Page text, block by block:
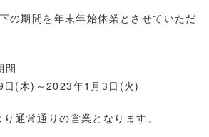
の期間を年末年始休業とさせていただ
間
(木)～2023年1月3日(火)
通常通りの営業となります。